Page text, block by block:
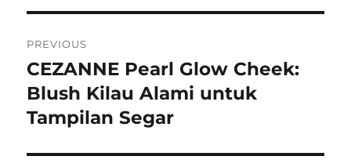
pos
PREVIOUS
Previous
post:
CEZANNE Pearl Glow Cheek:
Blush Kilau Alami untuk
Tampilan Segar